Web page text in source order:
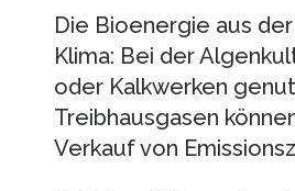
Die Bioenergie aus
Klima: Bei der
oder Kalkwerken
Treibhausgasen
Verkauf von